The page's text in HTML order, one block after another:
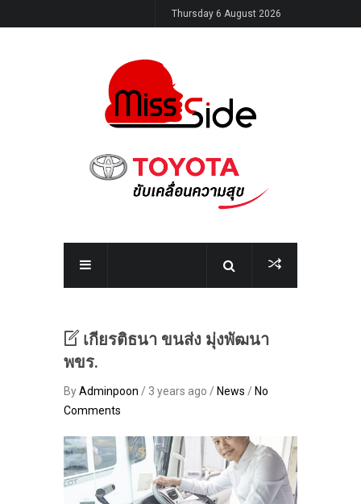
Thursday 6 August 2026
เกียรติธนา ขนส่ง มุ่งพัฒนา
พขร.
ByAdminpoon / 3 years ago / News / No
Comments